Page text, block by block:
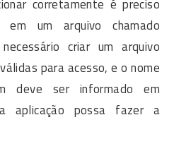
corretamente é preciso
em um arquivo chamado
criar um arquivo
para acesso, e o nome
deve ser informado em
aplicação possa fazer a